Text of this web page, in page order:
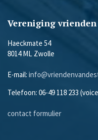
Vereniging
Haeckmate 54
8014 ML Zwolle
E-mail:
Telefoon: 06-49 118 233
contact formulier